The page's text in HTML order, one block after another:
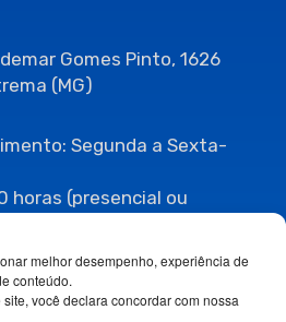
melhor desempenho, experiência de
conteúdo.
você declara concordar com nossa
Gomes Pinto, 1626
(MG)
Segunda a Sexta-
horas (presencial ou
3063